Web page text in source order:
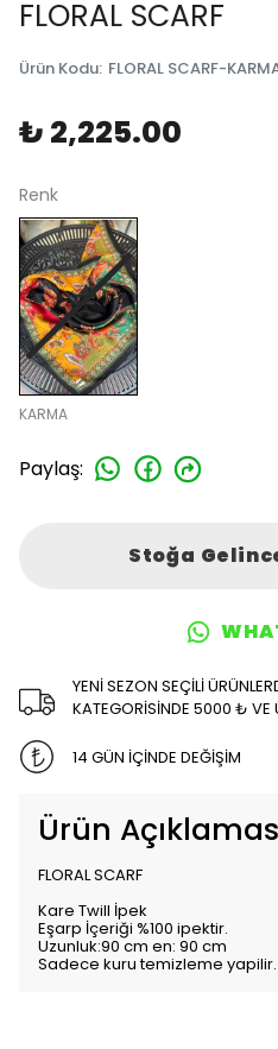
FLORAL SCARF
Ürün Kodu: FLORAL SCARF-
₺ 2,225.00
Renk
KARMA
Paylaş:
Stoğa
YENİ SEZON SEÇİLİ
KATEGORİSİNDE 5000 ₺ VE
14 GÜN İÇİNDE DEĞİŞİM
Ürün
FLORAL SCARF
Kare Twill İpek
Eşarp İçeriği %100 ipektir.
Uzunluk:90 cm en: 90 cm
Sadece kuru temizleme yapilir.